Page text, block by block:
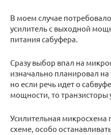
В моем случае
усилитель с выходной
питания сабуфера.
Сразу выбор впал на
изначально планировал на
но если речь идет о
мощности, то
Усилительная микросхема
схеме, особо